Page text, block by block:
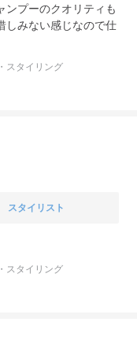
ンプーのクオリティも
しみない感じなので仕
スタイリング
スタイリスト
スタイリング